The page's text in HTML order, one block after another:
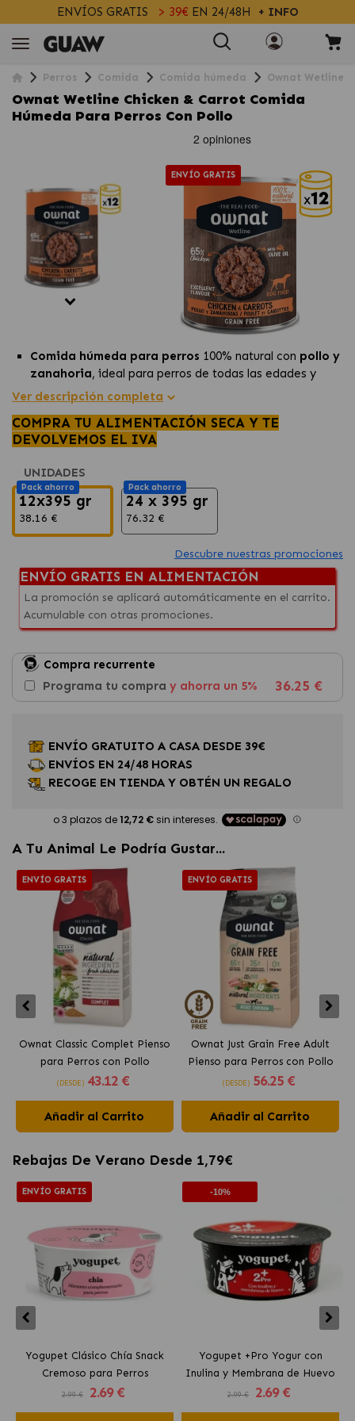
ENVÍOS GRATIS > 39€EN 24/48H + INFO
Perros Comida Comida húmeda Ownat Wetline
Ownat Wetline Chicken & Carrot Comida
Húmeda Para Perros Con Pollo
ENVÍO GRATIS
Comida húmeda para perros 100% natural con pollo y
zanahoria, ideal para perros de todas las edades y
tamaños.
Sin cereales, sin conservantes ni colorantes
artificiales , altamentedigestiblepara animales con
alergias o intolerancias.
una calidad excepcional y un sabor irresistible.
Ver descripción completa
COMPRA TU ALIMENTACIÓN SECA Y TE
DEVOLVEMOS EL IVA
UNIDADES
Pack ahorro
12x395 gr
38.16 €
Pack ahorro
24 x 395 gr
76.32 €
Descubre nuestras promociones
ENVÍO GRATIS EN ALIMENTACIÓN
La promoción se aplicará automáticamente en el carrito.
Acumulable con otras promociones.
Compra recurrente
Programa tu compra y ahorra un 5% 36.25 €
ENVÍO GRATUITO A CASA DESDE 39€
ENVÍOS EN 24/48 HORAS
RECOGE EN TIENDA Y OBTÉN UN REGALO
A Tu Animal Le Podría Gustar...
ENVÍO GRATIS
Ownat Classic Complet Pienso
para Perros con Pollo
(DESDE) 43.12 €
Añadir al Carrito
ENVÍO GRATIS
Ownat Just Grain Free Adult
Pienso para Perros con Pollo
(DESDE) 56.25 €
Añadir al Carrito
Rebajas De Verano Desde 1,79€
ENVÍO GRATIS
Yogupet Clásico Chía Snack
Cremoso para Perros
2.99 € 2.69 €
-10%
Yogupet +Pro Yogur con
Inulina y Membrana de Huevo
para Perros y Gatos
2.99 € 2.69 €